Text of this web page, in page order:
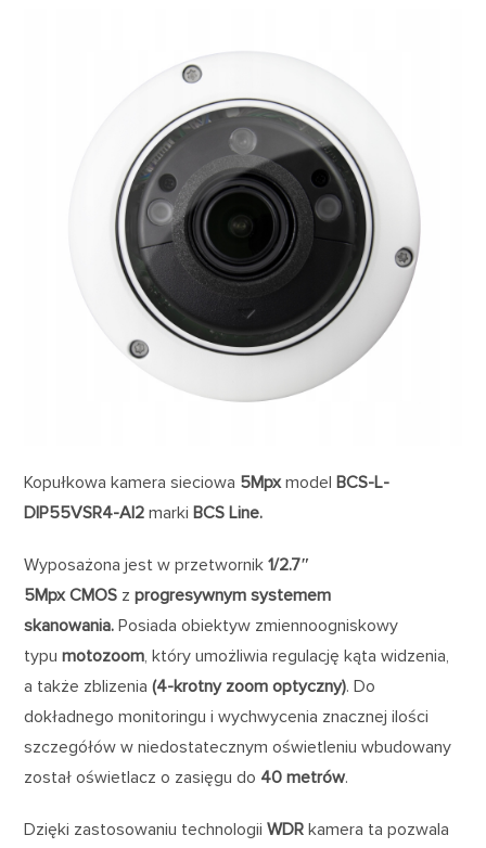
Kopułkowa kamera sieciowa 5MpxmodelBCS-L-
DIP55VSR4-AI2 markiBCS Line.
Wyposażona jest w przetwornik1/2.7″
5Mpx CMOS zprogresywnym systemem
skanowania.Posiada obiektyw zmiennoogniskowy
typumotozoom, który umożliwia regulację kąta widzenia,
a także zblizenia (4-krotny zoom optyczny). Do
dokładnego monitoringu i wychwycenia znacznej ilości
szczegółów w niedostatecznym oświetleniu wbudowany
został oświetlacz o zasięgu do 40 metrów.
Dzięki zastosowaniu technologiiWDRkamera ta pozwala